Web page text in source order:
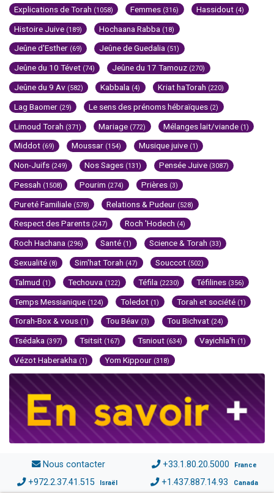
Explications de Torah (1058) Femmes (316) Hassidout (4)
Histoire Juive (189) Hochaana Rabba (18)
Jeûne d'Esther (69) Jeûne de Guedalia (51)
Jeûne du 10 Tévet (74) Jeûne du 17 Tamouz (270)
Jeûne du 9 Av (582) Kabbala (4) Kriat haTorah (220)
Lag Baomer (29) Le sens des prénoms hébraïques (2)
Limoud Torah (371) Mariage (772) Mélanges lait/viande (1)
Middot (69) Moussar (154) Musique juive (1)
Non-Juifs (249) Nos Sages (131) Pensée Juive (3087)
Pessah (1508) Pourim (274) Prières (3)
Pureté Familiale (578) Relations & Pudeur (528)
Respect des Parents (247) Roch 'Hodech (4)
Roch Hachana (296) Santé (1) Science & Torah (33)
Sexualité (8) Sim'hat Torah (47) Souccot (502)
Talmud (1) Techouva (122) Téfila (2230) Téfilines (356)
Temps Messianique (124) Toledot (1) Torah et société (1)
Torah-Box & vous (1) Tou Béav (3) Tou Bichvat (24)
Tsédaka (397) Tsitsit (167) Tsniout (634) Vayichla'h (1)
Vézot Haberakha (1) Yom Kippour (318)
Nous contacter +33.1.80.20.5000 France
+972.2.37.41.515 Israël +1.437.887.14.93 Canada